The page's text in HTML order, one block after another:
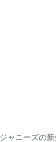
ジャニーズの